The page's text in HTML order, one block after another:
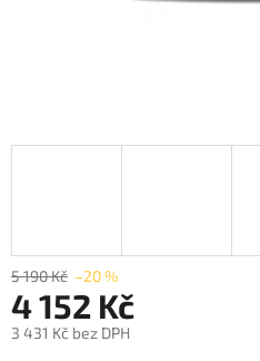
5 190 Kč –20 %
4 152 Kč
3 431 Kč bez DPH